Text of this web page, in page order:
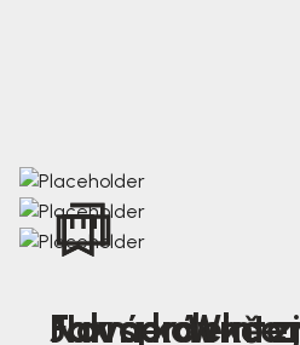
Nová kolekce
Jak správně
Farmer